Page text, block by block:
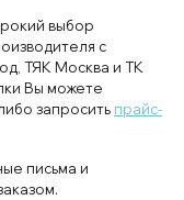
выбор
с
ТЯК Москва и ТК
Вы можете
запросить прайс-
письма и